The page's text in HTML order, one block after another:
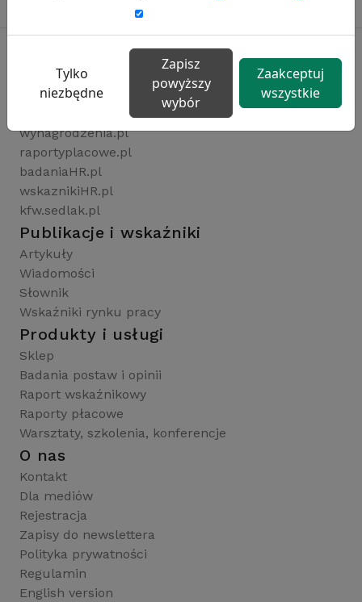
Rynekpracy.pl
wynagrodzenia.pl
raportyplacowe.pl
badaniaHR.pl
wskaznikiHR.pl
kfw.sedlak.pl
Publikacje i wskaźniki
Artykuły
Wiadomości
Słownik
Wskaźniki rynku pracy
Produkty i usługi
Sklep
Badania postaw i opinii
Raport wskaźnikowy
Raporty płacowe
Warsztaty, szkolenia, konferencje
O nas
Kontakt
Dla mediów
Rejestracja
Zapisy do newslettera
Polityka prywatności
Regulamin
English version
Tylko
niezbędne
Zapisz
powyższy
wybór
Zaakceptuj
wszystkie